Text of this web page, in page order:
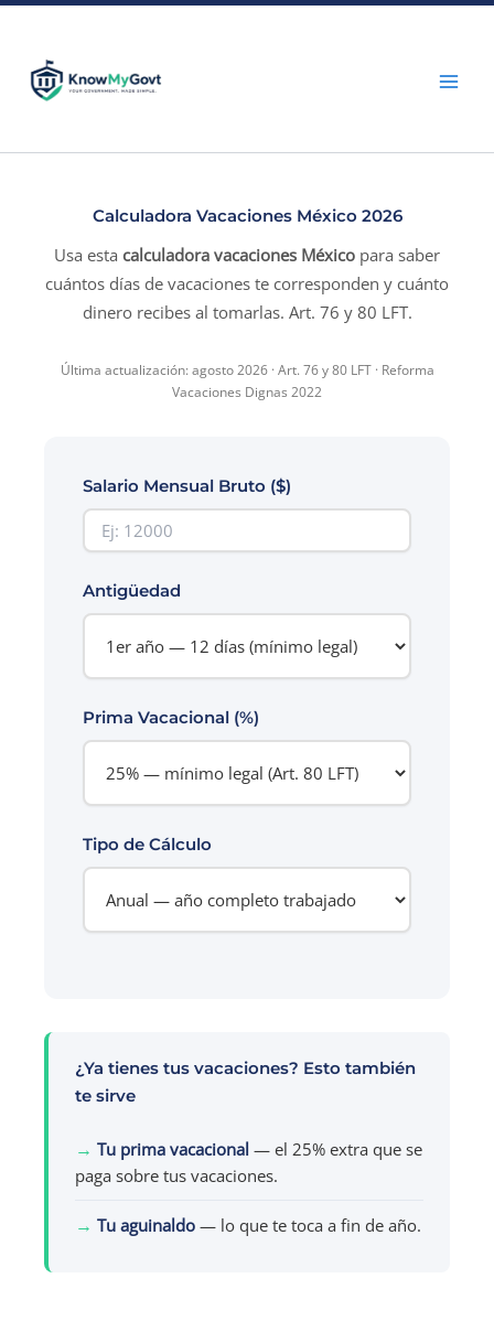
content
Calculadora Vacaciones México 2026
Usa esta calculadora vacaciones México para saber
cuántos días de vacaciones te corresponden y cuánto
dinero recibes al tomarlas. Art. 76 y 80 LFT.
Última actualización: agosto 2026 · Art. 76 y 80 LFT · Reforma
Vacaciones Dignas 2022
Salario Mensual Bruto ($)
Antigüedad
Prima Vacacional (%)
Tipo de Cálculo
¿Ya tienes tus vacaciones? Esto también
te sirve
→ Tu prima vacacional — el 25% extra que se
paga sobre tus vacaciones.
→ Tu aguinaldo — lo que te toca a fin de año.